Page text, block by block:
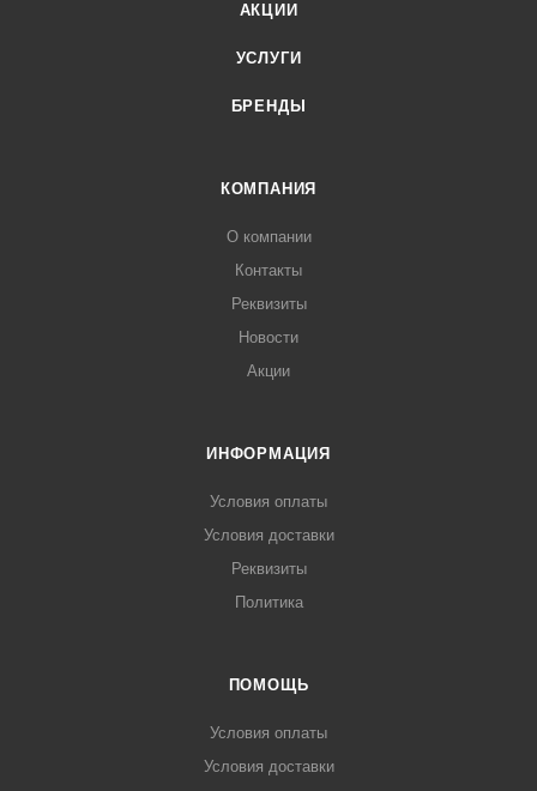
АКЦИИ
УСЛУГИ
БРЕНДЫ
КОМПАНИЯ
О компании
Контакты
Реквизиты
Новости
Акции
ИНФОРМАЦИЯ
Условия оплаты
Условия доставки
Реквизиты
Политика
ПОМОЩЬ
Условия оплаты
Условия доставки